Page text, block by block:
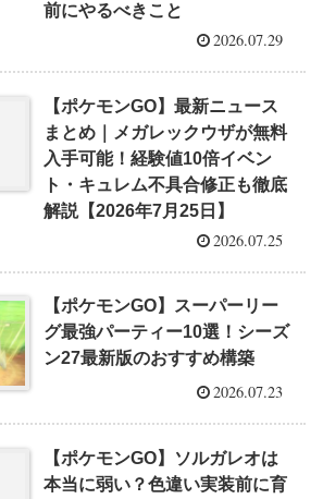
前にやるべきこと
2026.07.29
【ポケモンGO】最新ニュース
まとめ｜メガレックウザが無料
入手可能！経験値10倍イベン
ト・キュレム不具合修正も徹底
解説【2026年7月25日】
2026.07.25
【ポケモンGO】スーパーリー
グ最強パーティー10選！シーズ
ン27最新版のおすすめ構築
2026.07.23
【ポケモンGO】ソルガレオは
本当に弱い？色違い実装前に育